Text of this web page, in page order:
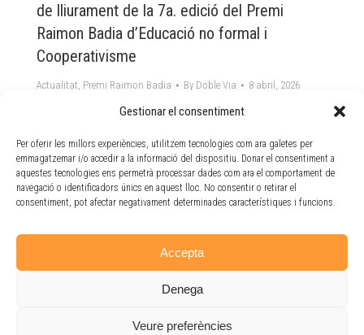
Gestionar el consentiment
Per oferir les millors experiències, utilitzem tecnologies com ara galetes per
emmagatzemar i/o accedir a la informació del dispositiu. Donar el consentiment a
aquestes tecnologies ens permetrà processar dades com ara el comportament de
navegació o identificadors únics en aquest lloc. No consentir o retirar el
consentiment, pot afectar negativament determinades característiques i funcions.
Accepta
Denega
Veure preferències
de lliurament de la 7a. edició del Premi
Raimon Badia d’Educació no formal i
Cooperativisme
Actualitat, Premi Raimon Badia By Doble Via 8 abril, 2026
El proper dijous 21 de maig de 2026 a les 17h la Sala
de Barcelona serà l’escenari de l’acte de lliurament de
la setena edició del Premi Raimon Badia d’Educació
no formal i Cooperativisme. Impulsat per Doble Via
Cooperativa, la Fundació Collserola i l’Ajuntament de